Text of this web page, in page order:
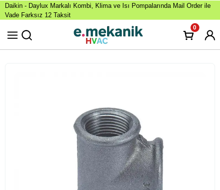
Daikin - Daylux Markalı Kombi, Klima ve Isı Pompalarında Mail Order ile
Vade Farksız 12 Taksit
0